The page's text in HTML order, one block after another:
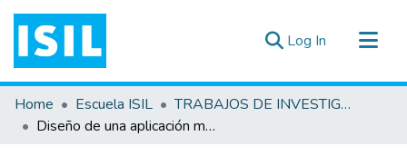
Log In (current)
All of DSpace
Statistics
Home Escuela ISIL
TRABAJOS DE INVESTIGACIÓN
Diseño de una aplicación móvil para la gestión inmobiliaria y la mejora de procesos de la Inmobiliaria Óptima